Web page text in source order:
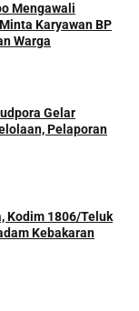
Mengawali
Karyawan BP
Warga
Gelar
Pelaporan
Kodim 1806/Teluk
Kebakaran